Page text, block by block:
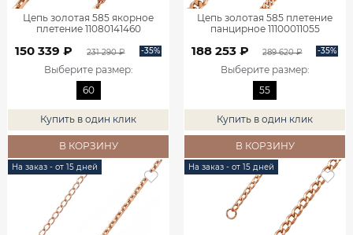
Цепь золотая 585 якорное
плетение 11080141460
150 339 ₽ 231 290 ₽ -35%
Выберите размер:
60
Купить в один клик
В КОРЗИНУ
Цепь золотая 585 плетение
панцирное 11100011055
188 253 ₽ 289 620 ₽ -35%
Выберите размер:
55
Купить в один клик
В КОРЗИНУ
На заказ - от 15 дней На заказ - от 15 дней